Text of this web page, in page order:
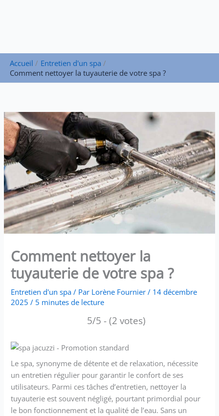
Accueil
Entretien d'un spa
Comment nettoyer la tuyauterie de votre spa ?
Comment nettoyer la
tuyauterie de votre spa ?
Entretien d'un spa / Par Lorène Fournier/ 14 décembre
2025/ 5 minutes de lecture
5/5 - (2 votes)
Le spa, synonyme de détente et de relaxation, nécessite
un entretien régulier pour garantir le confort de ses
utilisateurs. Parmi ces tâches d’entretien, nettoyer la
tuyauterie est souvent négligé, pourtant primordial pour
le bon fonctionnement et la qualité de l’eau. Sans un